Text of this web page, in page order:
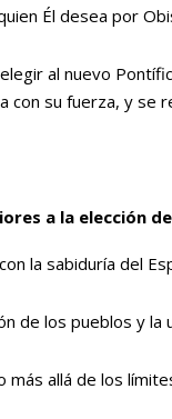
Él desea por
al nuevo
con su fuerza, y se
a la elección
la sabiduría del
de los pueblos y
allá de los